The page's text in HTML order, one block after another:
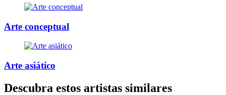
Arte conceptual
Arte asiático
Descubra estos artistas similares